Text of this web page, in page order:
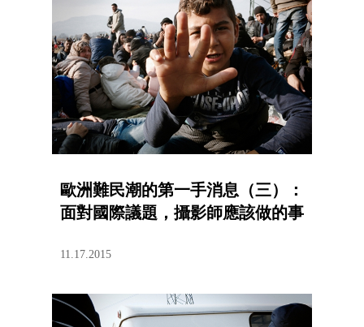
歐洲難民潮的第一手消息（三）：
面對國際議題，攝影師應該做的事
11.17.2015